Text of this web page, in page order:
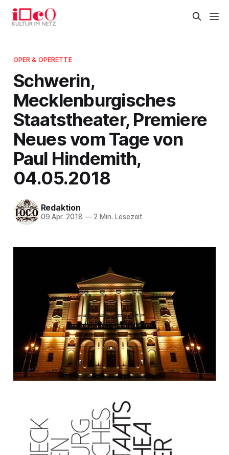
OPER & OPERETTE
Schwerin,
Mecklenburgisches
Staatstheater, Premiere
Neues vom Tage von
Paul Hindemith,
04.05.2018
Redaktion
09 Apr. 2018 —2 Min. Lesezeit